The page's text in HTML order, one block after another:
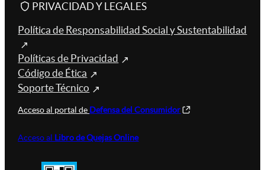
PRIVACIDAD Y LEGALES
Política de Responsabilidad Social y Sustentabilidad
Políticas de Privacidad
Código de Ética
Soporte Técnico
Acceso al portal de Defensa del Consumidor
Acceso al Libro de Quejas Online